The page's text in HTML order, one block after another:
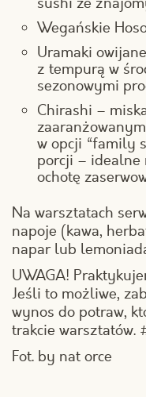
Wegańskie
Uramaki
z tempurą w
sezonowymi
Chirashi –
w opcji “family
porcji – idealne
ochotę
Na warsztatach
napoje (kawa,
napar lub
UWAGA!
Jeśli to możliwe,
wynos do potraw,
trakcie warsztatów.
Fot. by nat orce